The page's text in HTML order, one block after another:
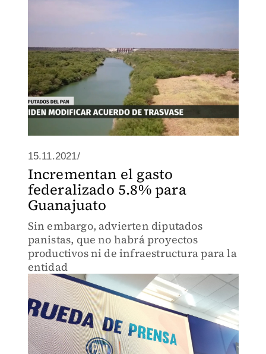
15.11.2021/
Incrementan el gasto
federalizado 5.8% para
Guanajuato
Sin embargo, advierten diputados
panistas, que no habrá proyectos
productivos ni de infraestructura para la
entidad